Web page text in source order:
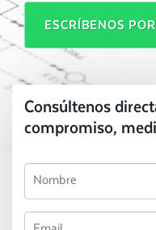
ESCRÍBENOS
Consúltenos
compromiso,